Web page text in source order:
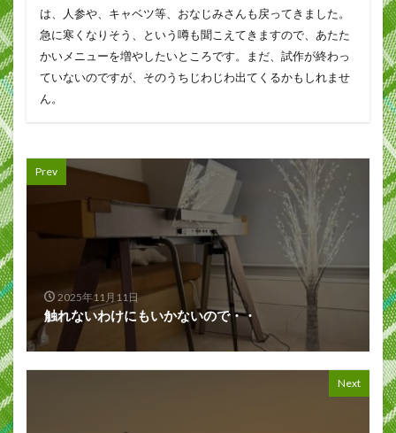
は、人参や、キャベツ等、おなじみさんも戻ってきました。
急に寒くなりそう、という噂も聞こえてきますので、あたた
かいメニューを増やしたいところです。まだ、試作が終わっ
ていないのですが、そのうちじわじわ出てくるかもしれませ
ん。
Prev
2025年11月11日
触れないわけにもいかないので・・
Next